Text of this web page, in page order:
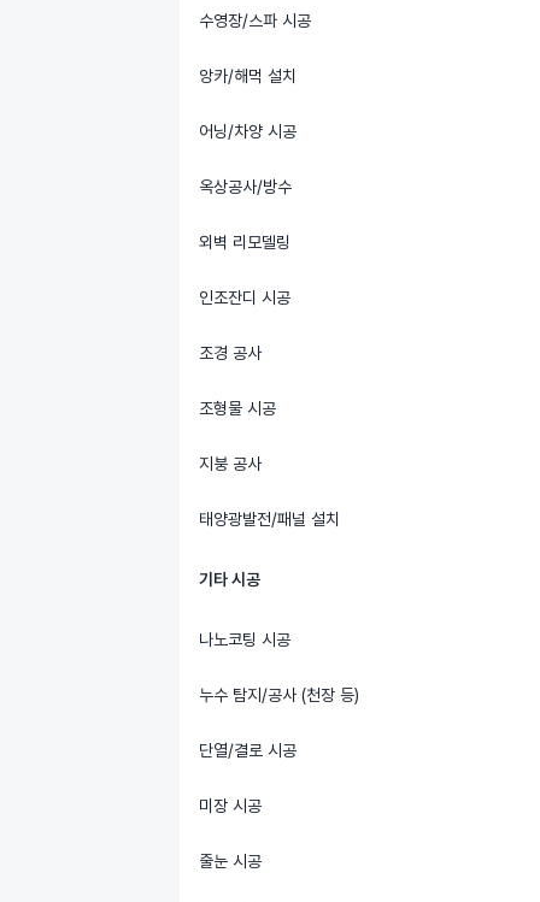
수영장/스파 시공
앙카/해먹 설치
어닝/차양 시공
옥상공사/방수
외벽 리모델링
인조잔디 시공
조경 공사
조형물 시공
지붕 공사
태양광발전/패널 설치
기타 시공
나노코팅 시공
누수 탐지/공사 (천장 등)
단열/결로 시공
미장 시공
줄눈 시공